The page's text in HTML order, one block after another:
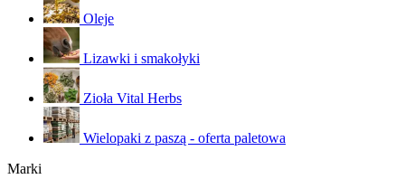
Oleje
Lizawki i smakołyki
Zioła Vital Herbs
Wielopaki z paszą - oferta paletowa
Marki